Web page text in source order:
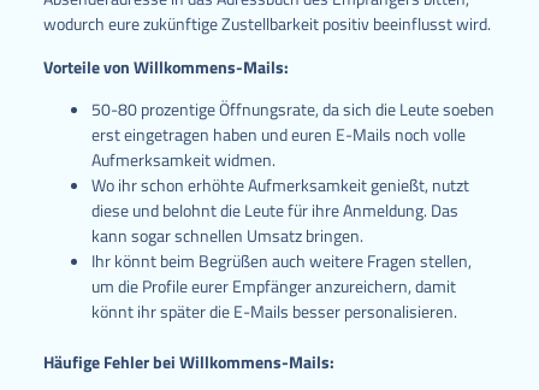
wodurch eure zukünftige Zustellbarkeit positiv beeinflusst wird.
Vorteile von Willkommens-Mails:
50-80 prozentige Öffnungsrate, da sich die Leute soeben
erst eingetragen haben und euren E-Mails noch volle
Aufmerksamkeit widmen.
Wo ihr schon erhöhte Aufmerksamkeit genießt, nutzt
diese und belohnt die Leute für ihre Anmeldung. Das
kann sogar schnellen Umsatz bringen.
Ihr könnt beim Begrüßen auch weitere Fragen stellen,
um die Profile eurer Empfänger anzureichern, damit
könnt ihr später die E-Mails besser personalisieren.
Häufige Fehler bei Willkommens-Mails: